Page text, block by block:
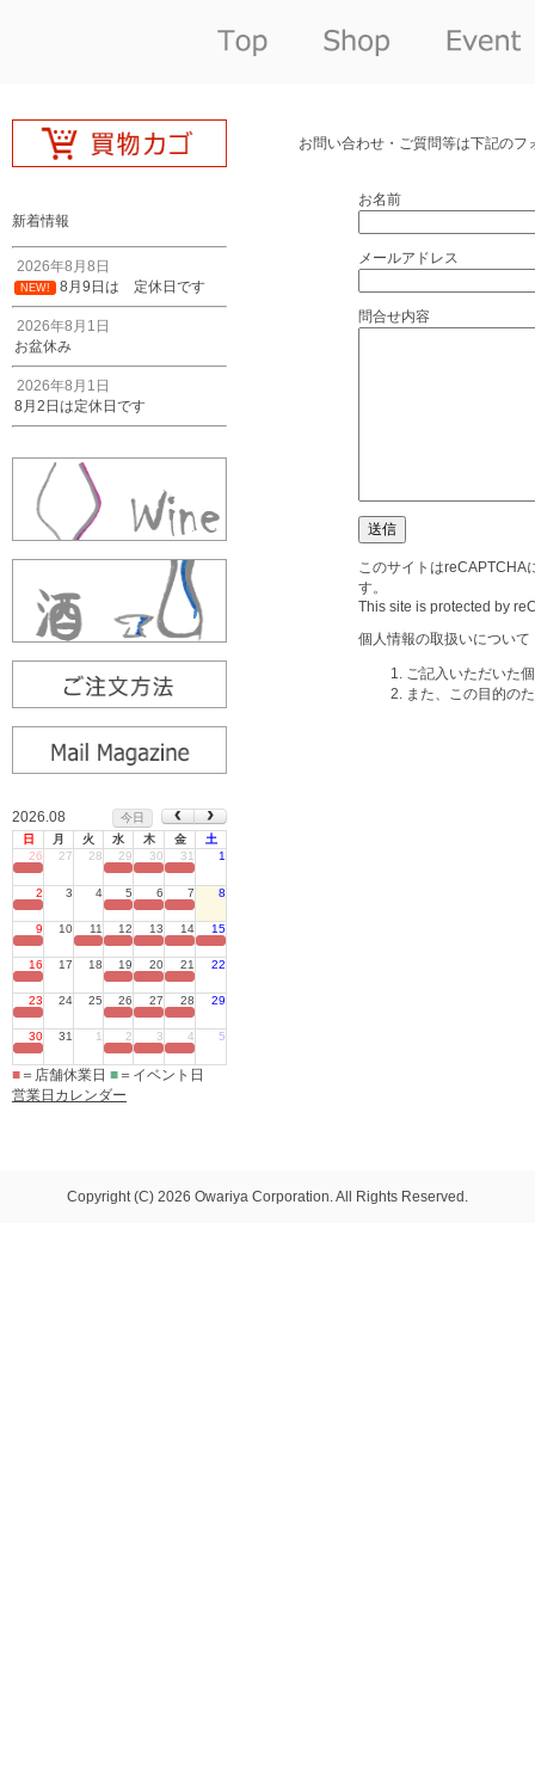
新着情報
2026年8月8日
NEW! 8月9日は 定休日です
2026年8月1日
お盆休み
2026年8月1日
8月2日は定休日です
2026.08
今日
日
月 火 水 木 金
土
26
27 28 29 30 31 1
2 3 4 5 6 7 8
9 10 11 12 13 14 15
16 17 18 19 20 21 22
23 24 25 26 27 28 29
30 31 1 2 3 4 5
■ ＝店舗休業日 ■ ＝イベント日
営業日カレンダー
お問い合わせ・ご質問等は下記の
お名前
メールアドレス
問合せ内容
このサイトは
す。
This site is protected by
個人情報の取扱いについて
ご記入いただいた
また、この目的の
Copyright (C) 2026 Owariya Corporation. All Rights Reserved.